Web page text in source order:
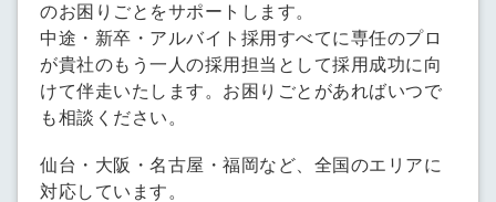
のお困りごとをサポートします。
中途・新卒・アルバイト採用すべてに専任のプロ
が貴社のもう一人の採用担当として採用成功に向
けて伴走いたします。お困りごとがあればいつで
も相談ください。
仙台・大阪・名古屋・福岡など、全国のエリアに
対応しています。